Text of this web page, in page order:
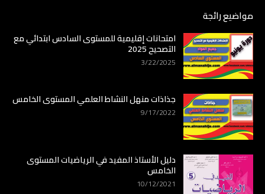
مواضيع رائجة
امتحانات إقليمية للمستوى السادس ابتدائي مع
التصحيح 2025
3/22/2025
جذاذات منهل النشاط العلمي المستوى الخامس
9/17/2022
دليل الأستاذ المفيد في الرياضيات المستوى
الخامس
10/12/2021